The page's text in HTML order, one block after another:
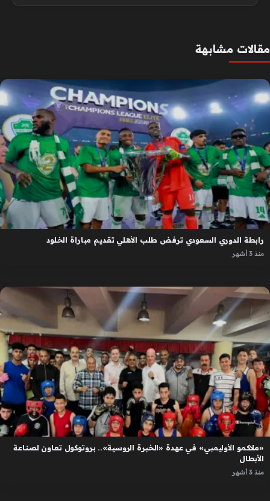
مقالات مشابهة
رابطة الدوري السعودي ترفض طلب الأهلي تقديم مباراة الخلود
منذ 3 أشهر
«ملاكمو الأوليمبي» في عهدة «الخبرة الروسية».. بروتوكول تعاون لصناعة
الأبطال
منذ 3 أشهر